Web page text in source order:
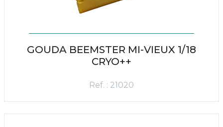
GOUDA BEEMSTER MI-VIEUX 1/18
CRYO++
Ref. : 21020